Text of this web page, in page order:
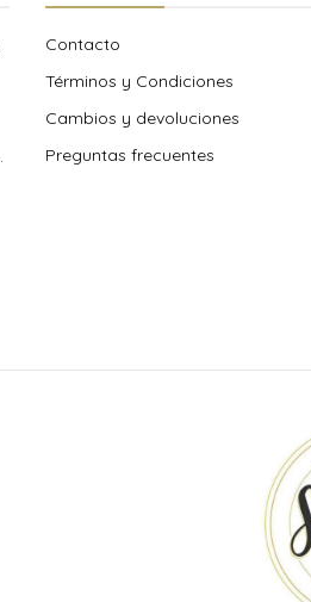
Contacto
Términos y Condiciones
Cambios y devoluciones
Preguntas frecuentes